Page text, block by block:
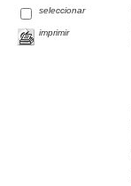
seleccionar
imprimir